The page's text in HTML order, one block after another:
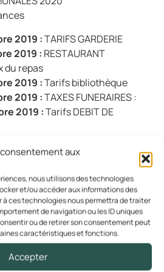
aux
nous utilisons des technologies
et/ou accéder aux informations des
à ces technologies nous permettra de traiter
de navigation ou les ID uniques
ou de retirer son consentement peut
caractéristiques et fonctions.
Accepter
2019 :TARIFS GARDERIE
2019 : RESTAURANT
du repas
2019 :Tarifs bibliothèque
2019 :TAXES FUNERAIRES :
2019 :Tarifs DEBIT DE
2019 :Tarif emplacement
2019 :TARIF BARRIERES DE
2019 :TARIFS
2019 :ALSH Cotisation
trajets